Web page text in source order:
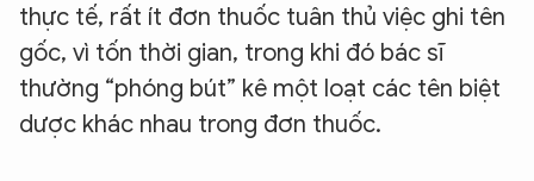
thực tế, rất ít đơn thuốc tuân thủ việc ghi tên
gốc, vì tốn thời gian, trong khi đó bác sĩ
thường “phóng bút” kê một loạt các tên biệt
dược khác nhau trong đơn thuốc.